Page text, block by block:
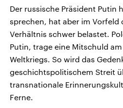
Der russische Präsident Putin
sprechen, hat aber im Vorfeld
Verhältnis schwer belastet.
Putin, trage eine Mitschuld
Weltkriegs. So wird das
geschichtspolitischem Streit
transnationale
Ferne.